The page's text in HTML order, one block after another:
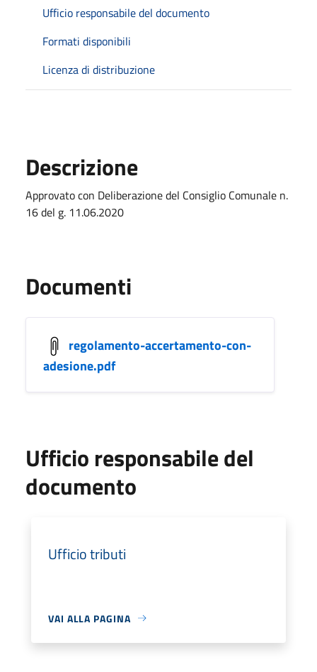
Ufficio responsabile del documento
Formati disponibili
Licenza di distribuzione
Descrizione
Approvato con Deliberazione del Consiglio Comunale n.
16 del g. 11.06.2020
Documenti
regolamento-accertamento-con-
adesione.pdf
Ufficio responsabile del
documento
Ufficio tributi
VAI ALLA PAGINA